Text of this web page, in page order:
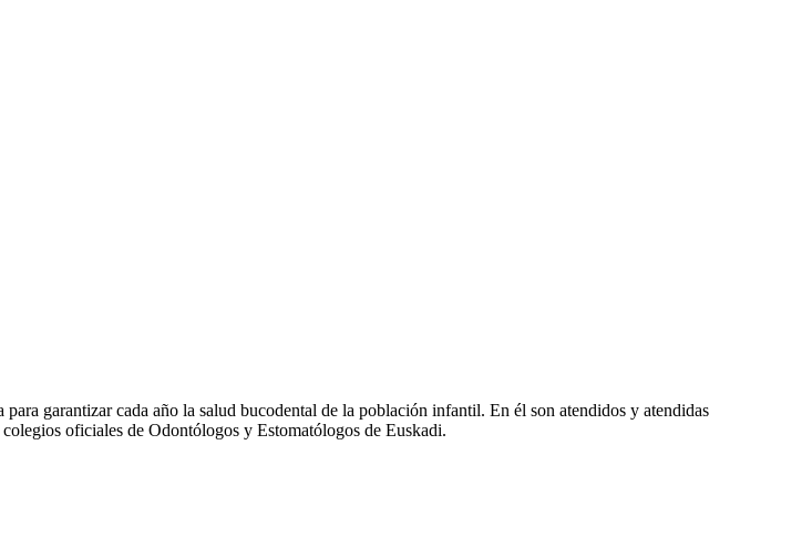
garantizar cada año la salud bucodental de la población infantil. En él son atendidos y atendidas
oficiales de Odontólogos y Estomatólogos de Euskadi.